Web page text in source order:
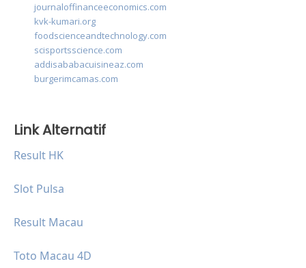
journaloffinanceeconomics.com
kvk-kumari.org
foodscienceandtechnology.com
scisportsscience.com
addisababacuisineaz.com
burgerimcamas.com
Link Alternatif
Result HK
Slot Pulsa
Result Macau
Toto Macau 4D